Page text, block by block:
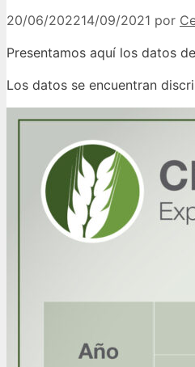
20/06/202214/09/2021 por
Presentamos aquí los datos
Los datos se encuentran